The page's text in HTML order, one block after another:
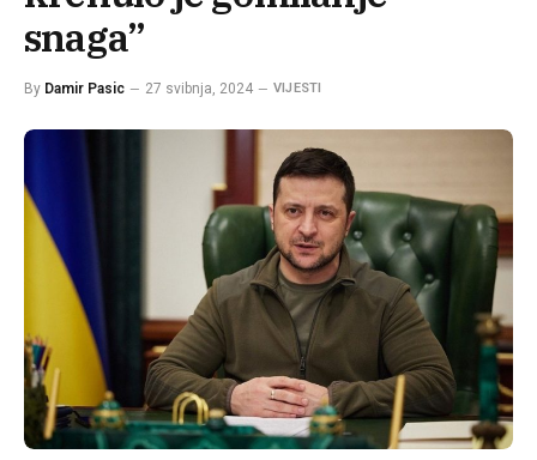
snaga”
By Damir Pasic 27 svibnja, 2024 VIJESTI